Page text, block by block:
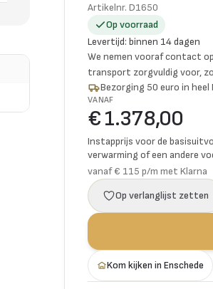
Artikelnr. D1650
Op voorraad
Levertijd: binnen 14 dagen
We nemen vooraf contact
transport zorgvuldig voor,
Bezorging 50 euro in
VANAF
€ 1.378,00
Instapprijs voor de
verwarming of een andere
vanaf € 115 p/m met Klarna
Op verlanglijst zetten
Kom kijken in Enschede